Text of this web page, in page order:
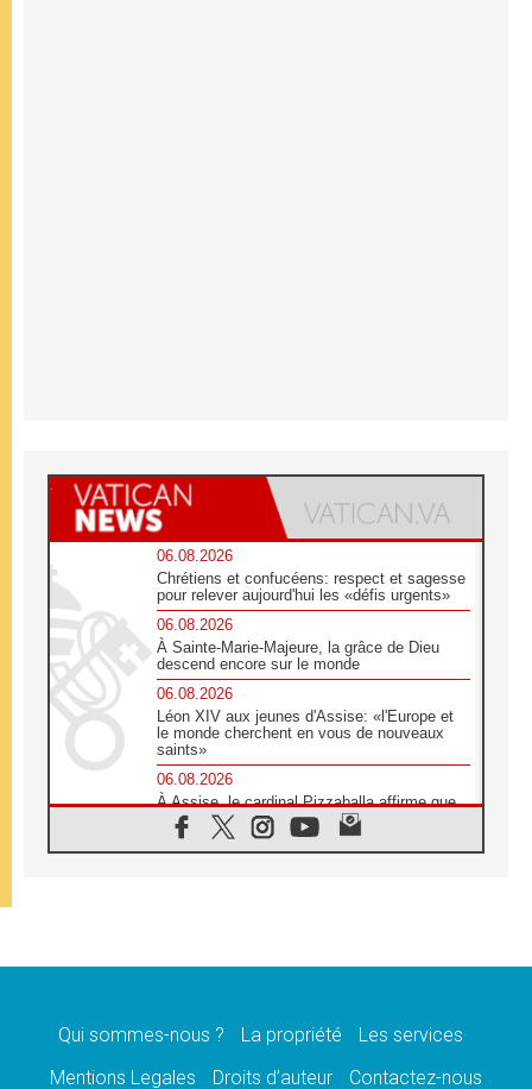
06.08.2026
Chrétiens et confucéens: respect et sagesse
pour relever aujourd'hui les «défis urgents»
06.08.2026
À Sainte-Marie-Majeure, la grâce de Dieu
descend encore sur le monde
06.08.2026
Léon XIV aux jeunes d'Assise: «l'Europe et
le monde cherchent en vous de nouveaux
saints»
06.08.2026
À Assise, le cardinal Pizzaballa affirme que
«les chrétiens veulent la paix»
06.08.2026
message de paix et de dignité humaine»
«La visite du Pape en Uruguay renforcera
Qui sommes-nous ? La propriété
Les services
Mentions Legales
Droits d’auteur Contactez-nous